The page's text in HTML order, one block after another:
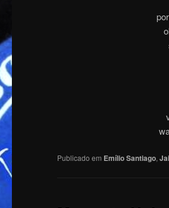
Publicado em Emílio Santiago,